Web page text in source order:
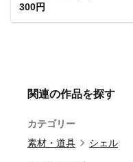
300円
関連の作品を探す
カテゴリー
素材・道具
シェル